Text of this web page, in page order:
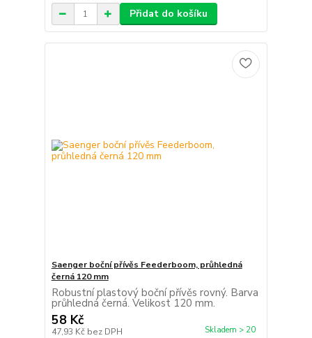
Přidat do košíku
Saenger boční přívěs Feederboom, průhledná
černá 120 mm
Robustní plastový boční přívěs rovný. Barva
průhledná černá. Velikost 120 mm.
58 Kč
47,93 Kč bez DPH Skladem > 20